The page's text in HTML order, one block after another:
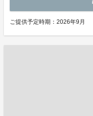
ご提供予定時期：2026年9月